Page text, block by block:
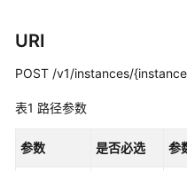
如
调
URI
POST /v1/instances/
表1 路径参数
参数 是否必选 参